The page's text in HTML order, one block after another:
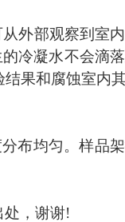
外部观察到室
冷凝水不会滴
果和腐蚀室内
布均匀。样品
处，谢谢!